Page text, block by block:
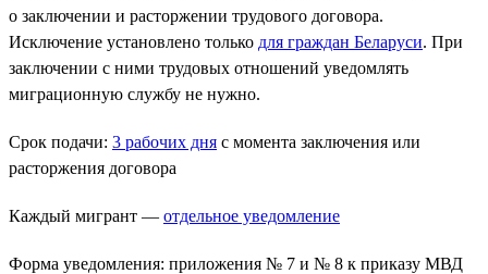
о заключении и расторжении трудового договора.
Исключение установлено только для граждан Беларуси. При
заключении с ними трудовых отношений уведомлять
миграционную службу не нужно.
Срок подачи: 3 рабочих дня с момента заключения или
расторжения договора
Каждый мигрант — отдельное уведомление
Форма уведомления: приложения № 7 и № 8 к приказу МВД